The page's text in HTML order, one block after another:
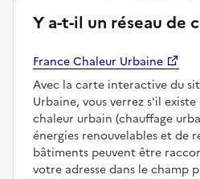
Y a-t-il un réseau
France Chaleur Urbaine
Avec la carte interactive du
Urbaine, vous verrez s'il
chaleur urbain (chauffage
énergies renouvelables et de
bâtiments peuvent être
votre adresse dans le champ